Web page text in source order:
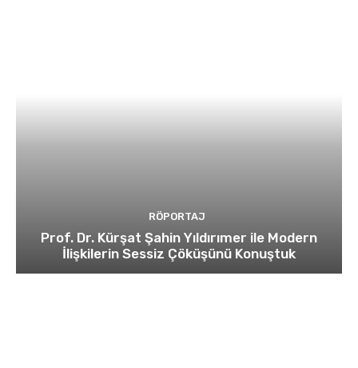
RÖPORTAJ
Prof. Dr. Kürşat Şahin Yıldırımer ile Modern
İlişkilerin Sessiz Çöküşünü Konuştuk